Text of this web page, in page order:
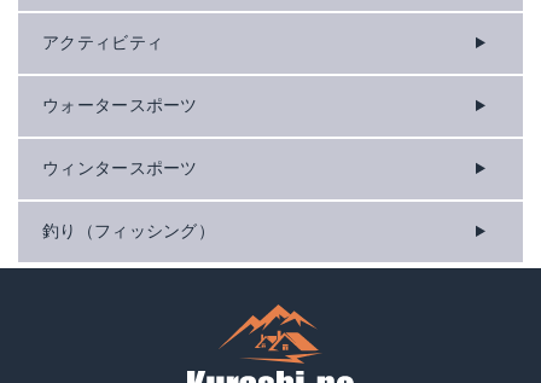
アクティビティ
ウォータースポーツ
ウィンタースポーツ
釣り（フィッシング）